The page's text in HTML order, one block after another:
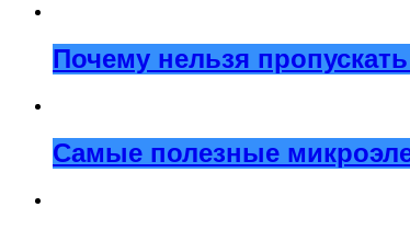
Почему нельзя
Самые полезные